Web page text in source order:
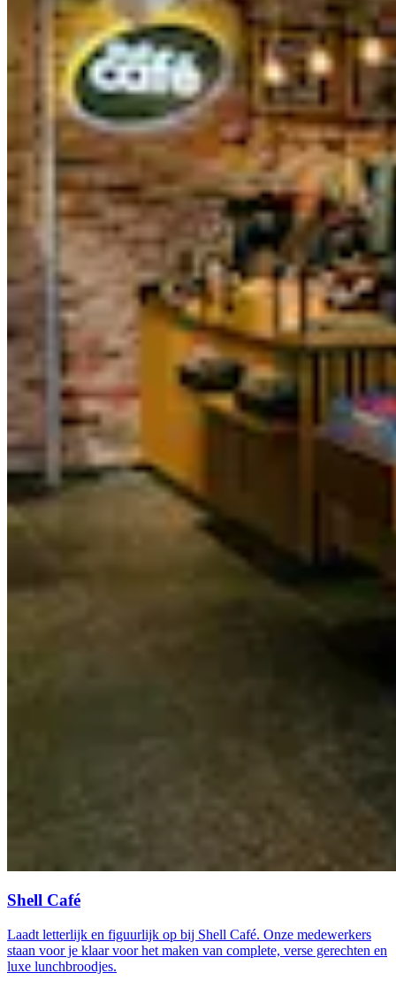
Shell Café
Laadt letterlijk en figuurlijk op bij Shell Café. Onze medewerkers
staan voor je klaar voor het maken van complete, verse gerechten en
luxe lunchbroodjes.